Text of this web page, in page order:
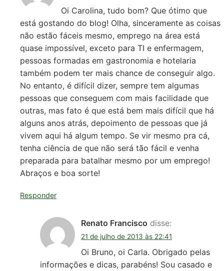
Oi Carolina, tudo bom? Que ótimo que
está gostando do blog! Olha, sinceramente as coisas
não estão fáceis mesmo, emprego na área está
quase impossível, exceto para TI e enfermagem,
pessoas formadas em gastronomia e hotelaria
também podem ter mais chance de conseguir algo.
No entanto, é difícil dizer, sempre tem algumas
pessoas que conseguem com mais facilidade que
outras, mas fato é que está bem mais difícil que há
alguns anos atrás, depoimento de pessoas que já
vivem aqui há algum tempo. Se vir mesmo pra cá,
tenha ciência de que não será tão fácil e venha
preparada para batalhar mesmo por um emprego!
Abraços e boa sorte!
Responder
Renato Francisco disse:
21 de julho de 2013 às 22:41
Oi Bruno, oi Carla. Obrigado pelas
informações e dicas, parabéns! Sou casado e